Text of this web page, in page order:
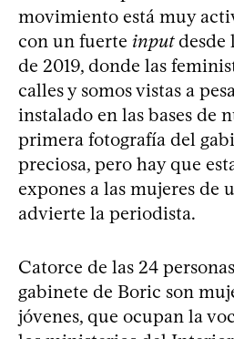
movimiento está muy
con un fuerte inputdesde
de 2019, donde las
calles y somos vistas a
instalado en las bases de
primera fotografía del
preciosa, pero hay que
expones a las mujeres de
advierte la periodista.
Catorce de las 24
gabinete de Boric son
jóvenes, que ocupan la